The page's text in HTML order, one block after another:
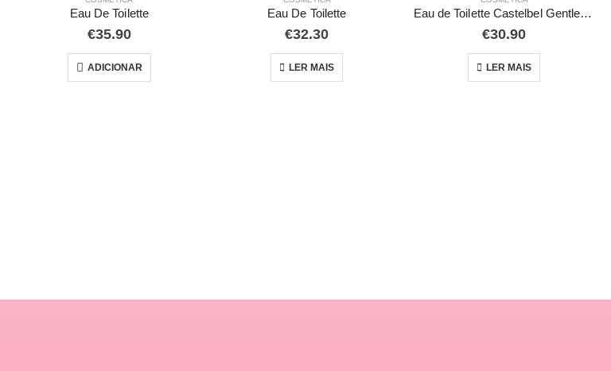
Eau De Toilette
€35.90
ADICIONAR
Eau De Toilette
€32.30
LER MAIS
Eau de Toilette Castelbel Gentlemen’s Club Madeira de Agar & Bergamota
€30.90
LER MAIS